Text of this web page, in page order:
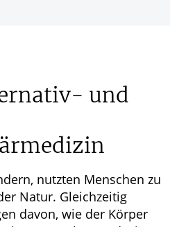
und
nutzten Menschen zu
Natur. Gleichzeitig
davon, wie der Körper